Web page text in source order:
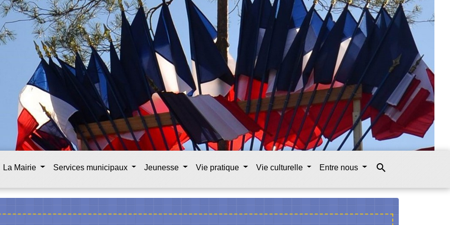
La Mairie Services municipaux Jeunesse Vie pratique Vie culturelle Entre nous search